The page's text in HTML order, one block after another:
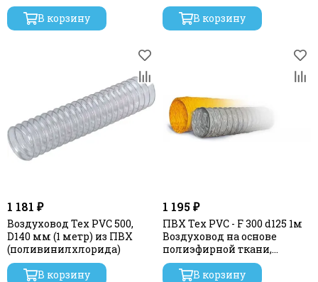
В корзину
В корзину
1 181 ₽
Воздуховод Tex PVC 500,
D140 мм (1 метр) из ПВХ
(поливинилхлорида)
В корзину
1 195 ₽
ПВХ Tex PVC - F 300 d125 1м
Воздуховод на основе
полиэфирной ткани,
пропитанной
В корзину